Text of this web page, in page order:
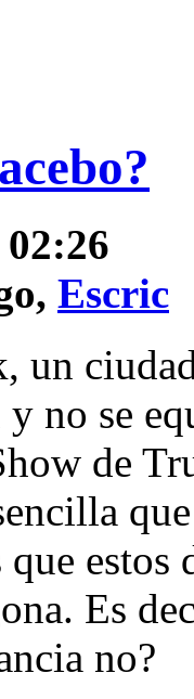
Escric
un
y no se
de
estos
Es
no?